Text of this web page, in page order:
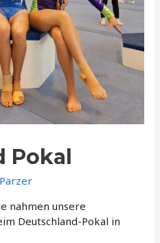
Pokal
nahmen unsere
Deutschland-Pokal in